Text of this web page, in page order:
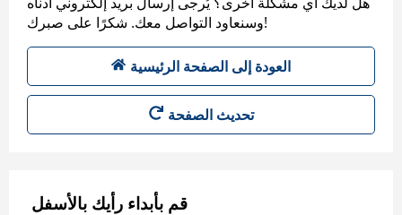
وسنعاود التواصل معك. شكرًا على صبرك!
العودة إلى الصفحة الرئيسية
تحديث الصفحة
قم بأبداء رأيك بالأسفل